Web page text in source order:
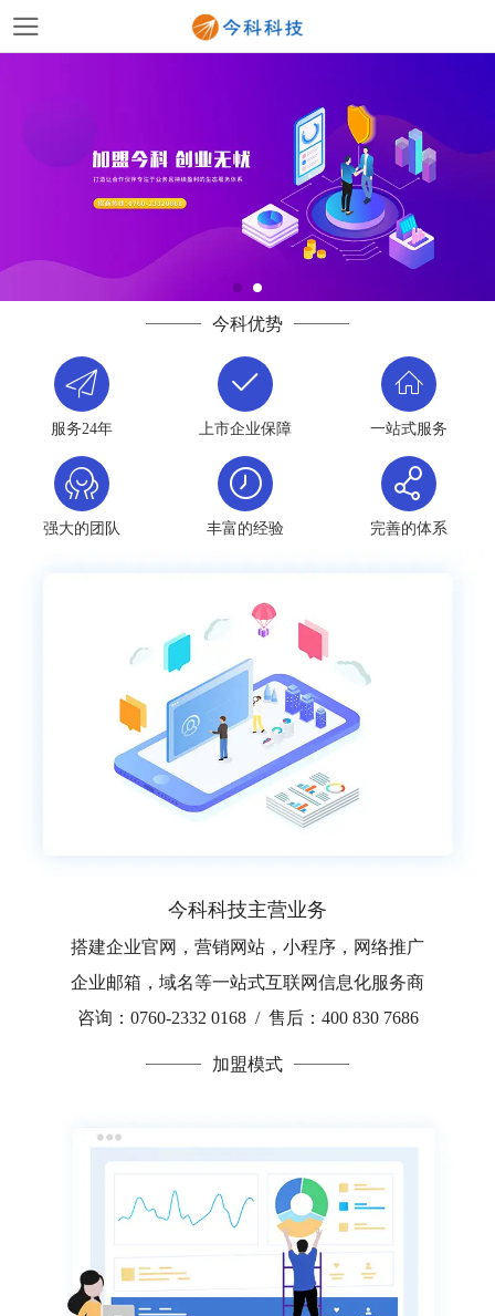
今科优势
服务24年 上市企业保障 一站式服务
强大的团队 丰富的经验 完善的体系
今科科技主营业务
搭建企业官网，营销网站，小程序，网络推广
企业邮箱，域名等一站式互联网信息化服务商
咨询：0760-2332 0168 / 售后：400 830 7686
加盟模式